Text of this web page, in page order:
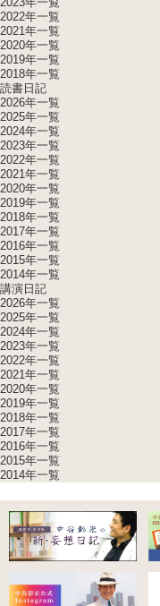
2022年一覧
2021年一覧
2020年一覧
2019年一覧
2018年一覧
読書日記
2026年一覧
2025年一覧
2024年一覧
2023年一覧
2022年一覧
2021年一覧
2020年一覧
2019年一覧
2018年一覧
2017年一覧
2016年一覧
2015年一覧
2014年一覧
講演日記
2026年一覧
2025年一覧
2024年一覧
2023年一覧
2022年一覧
2021年一覧
2020年一覧
2019年一覧
2018年一覧
2017年一覧
2016年一覧
2015年一覧
2014年一覧